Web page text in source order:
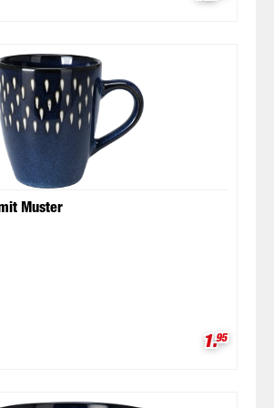
Muster
1.95